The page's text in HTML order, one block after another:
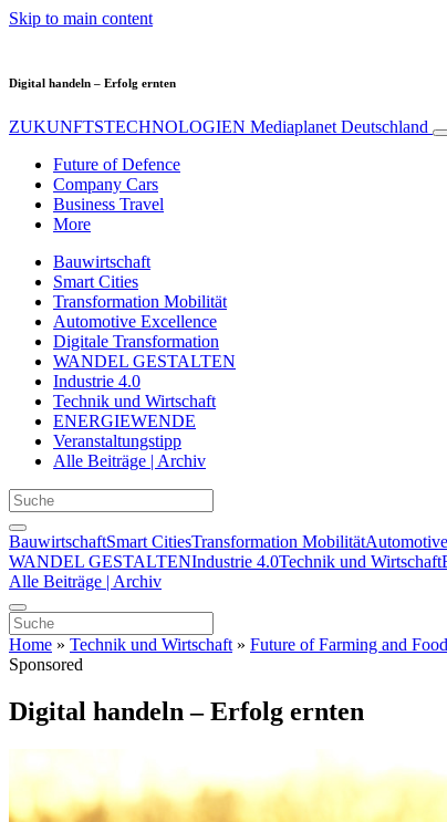
Skip to main content
Digital handeln – Erfolg ernten
ZUKUNFTSTECHNOLOGIEN Mediaplanet Deutschland
Future of Defence
Company Cars
Business Travel
More
Bauwirtschaft
Smart Cities
Transformation Mobilität
Automotive Excellence
Digitale Transformation
WANDEL GESTALTEN
Industrie 4.0
Technik und Wirtschaft
ENERGIEWENDE
Veranstaltungstipp
Alle Beiträge | Archiv
BauwirtschaftSmart CitiesTransformation Mobilität
WANDEL GESTALTENIndustrie 4.0Technik und Wirtschaft
Alle Beiträge | Archiv
Home » Technik und Wirtschaft » Future of Farming and Food
Sponsored
Digital handeln – Erfolg ernten